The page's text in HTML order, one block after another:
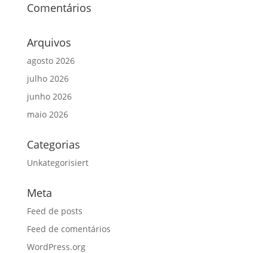
Comentários
Arquivos
agosto 2026
julho 2026
junho 2026
maio 2026
Categorias
Unkategorisiert
Meta
Feed de posts
Feed de comentários
WordPress.org